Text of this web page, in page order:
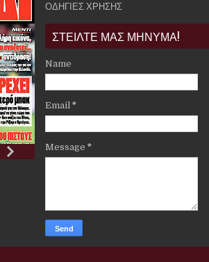
ΟΔΗΓΙΕΣ ΧΡΗΣΗΣ
ΣΤΕΙΛΤΕ ΜΑΣ ΜΗΝΥΜΑ!
Name
Email *
Message *